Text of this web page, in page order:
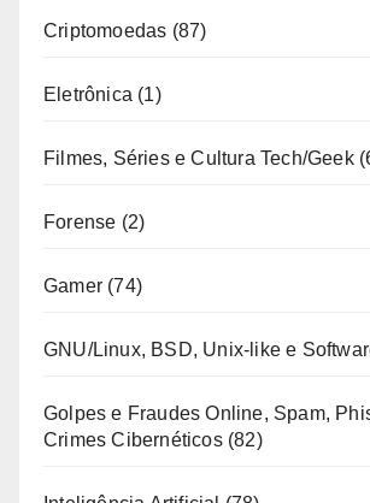
Criptomoedas (87)
Eletrônica (1)
Filmes, Séries e Cultura Tech/Geek
Forense (2)
Gamer (74)
GNU/Linux, BSD, Unix-like e
Golpes e Fraudes Online, Spam,
Crimes Cibernéticos(82)